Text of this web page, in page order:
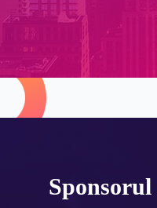
Sponsorul